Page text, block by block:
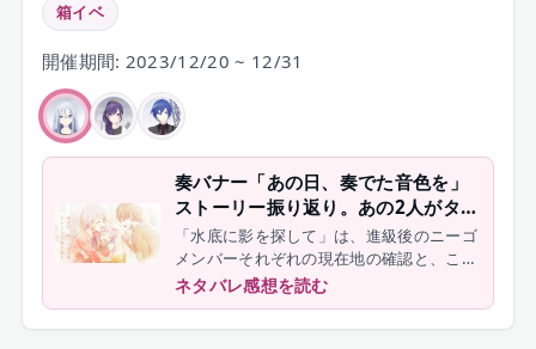
箱イベ
開催期間: 2023/12/20 ~ 12/31
奏バナー「あの日、奏でた音色を」
ストーリー振り返り。あの2人がタッ
グを組んだらそりゃ奏も素直になる
しかない【プロセカ】
「水底に影を探して」は、進級後のニーゴ
メンバーそれぞれの現在地の確認と、これ
から進んでいく方向を指し示すお話でし
た。
ネタバレ感想を読む